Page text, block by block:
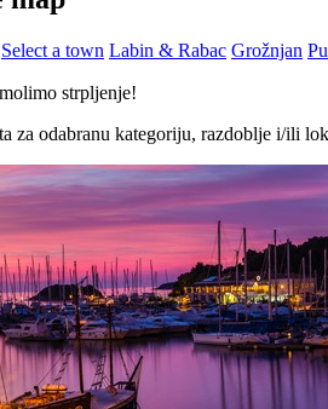
Select a town Labin & Rabac Grožnjan
strpljenje!
za odabranu kategoriju, razdoblje i/ili